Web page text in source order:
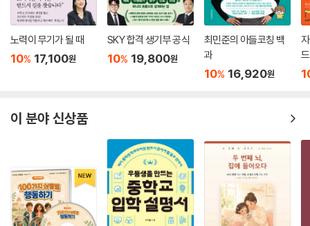
노력이 무기가 될 때
10% 17,100원
SKY 합격 생기부 공식
10% 19,800원
최민준의 아들코칭 백
과
10% 16,920원
이 분야 신상품